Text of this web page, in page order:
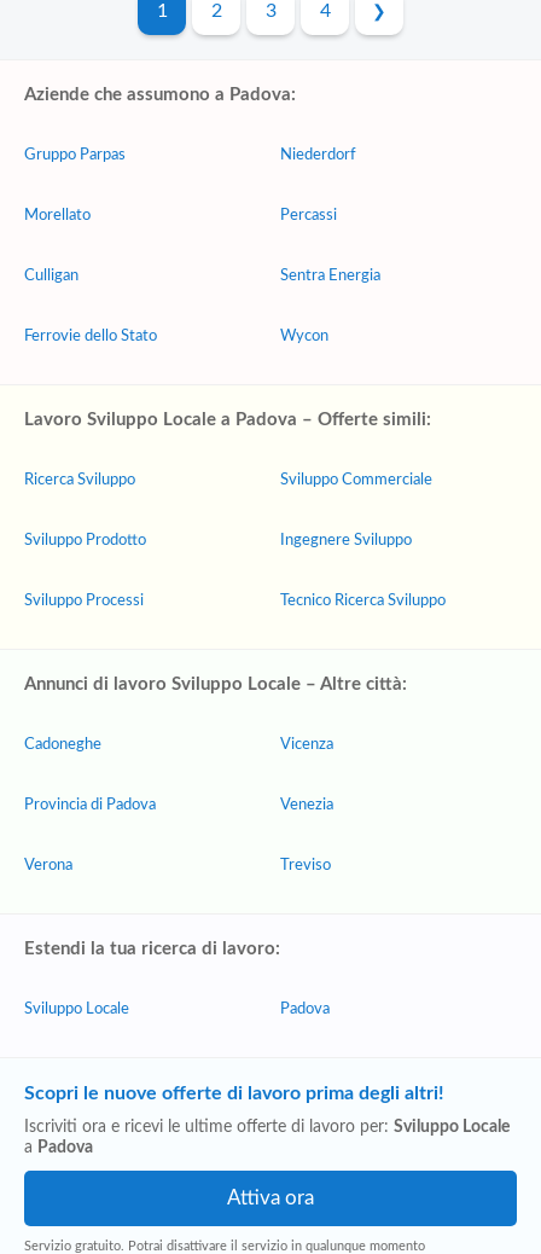
1 2 3 4
Aziende che assumono a Padova:
Gruppo Parpas
Morellato
Culligan
Ferrovie dello Stato
Niederdorf
Percassi
Sentra Energia
Wycon
Lavoro Sviluppo Locale a Padova – Offerte simili:
Ricerca Sviluppo
Sviluppo Prodotto
Sviluppo Processi
Sviluppo Commerciale
Ingegnere Sviluppo
Tecnico Ricerca Sviluppo
Annunci di lavoro Sviluppo Locale – Altre città:
Cadoneghe
Provincia di Padova
Verona
Vicenza
Venezia
Treviso
Estendi la tua ricerca di lavoro:
Sviluppo Locale Padova
Scopri le nuove offerte di lavoro prima degli altri!
Iscriviti ora e ricevi le ultime offerte di lavoro per: Sviluppo Locale
a Padova
Servizio gratuito. Potrai disattivare il servizio in qualunque momento